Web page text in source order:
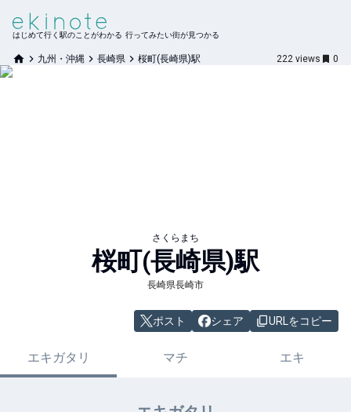
はじめて行く駅のことがわかる 行ってみたい街が見つかる
九州・沖縄 長崎県 桜町(長崎県)駅 222 views 0
さくらまち
桜町(長崎県)駅
長崎県長崎市
ポスト シェア URLをコピー
エキガタリ マチ エキ